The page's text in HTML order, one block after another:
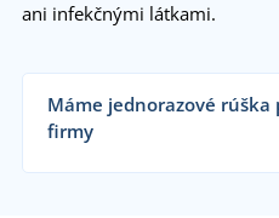
ani infekčnými látkami.
Máme jednorazové rúška
firmy